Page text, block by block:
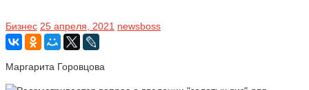
Бизнес 25 апреля, 2021 newsboss
Маргарита Горовцова